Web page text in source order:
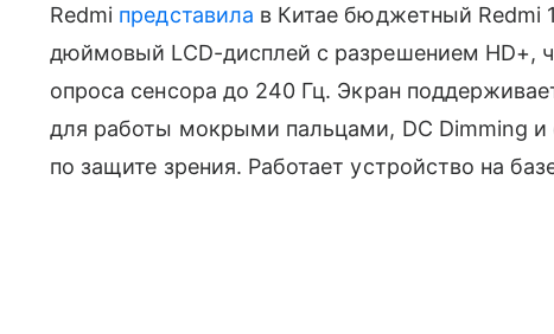
Redmi представила в Китае бюджетный Redmi
дюймовый LCD-дисплей с разрешением HD+,
опроса сенсора до 240 Гц. Экран
для работы мокрыми пальцами, DC Dimming и
по защите зрения. Работает устройство на